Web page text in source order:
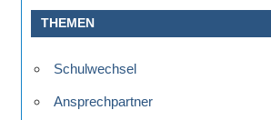
eine
Information
stehen
THEMEN
Schulwechsel
Ansprechpartner